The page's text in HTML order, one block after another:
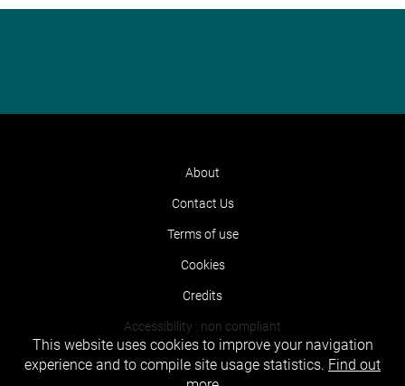
About
Contact Us
Terms of use
Cookies
Credits
Accessibility : non compliant
This website uses cookies to improve your navigation
experience and to compile site usage statistics. Find out